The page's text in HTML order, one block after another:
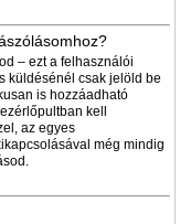
– ezt a felhasználói
küldésénél csak jelöld be
is hozzáadható
kell
az egyes
még mindig